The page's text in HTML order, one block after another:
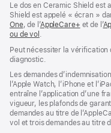
Le dos en Ceramic Shield est
Shield est appelé « écran »
One, de l’AppleCare+ et de l’
ou de vol .
Peut nécessiter la
diagnostic.
Les demandes
l’Apple Watch, l’iPhone et
entraîne l’application d’une
vigueur, les plafonds de
demandes au titre de
vol et trois demandes au titre